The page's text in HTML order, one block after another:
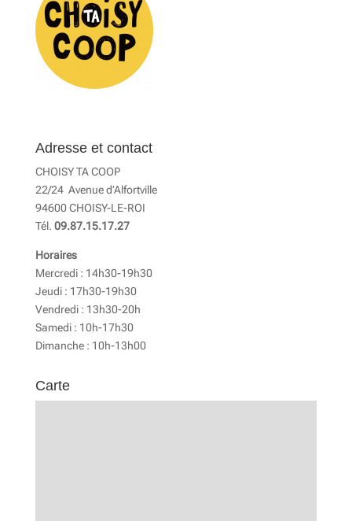
Adresse et contact
CHOISY TA COOP
22/24 Avenue d’Alfortville
94600 CHOISY-LE-ROI
Tél. 09.87.15.17.27
Horaires
Mercredi : 14h30-19h30
Jeudi : 17h30-19h30
Vendredi : 13h30-20h
Samedi : 10h-17h30
Dimanche : 10h-13h00
Carte